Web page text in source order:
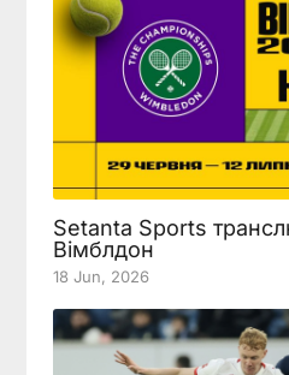
Setanta Sports
Вімблдон
18 Jun, 2026